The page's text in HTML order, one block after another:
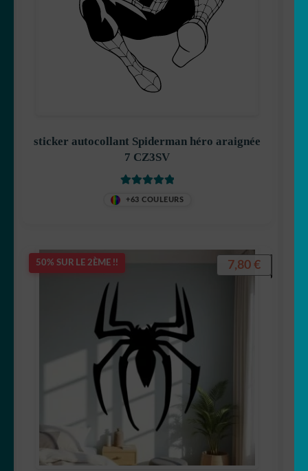
sticker autocollant Spiderman héro araignée
7 CZ3SV
+63 COULEURS
50% SUR LE 2ÈME !! 7,80 €